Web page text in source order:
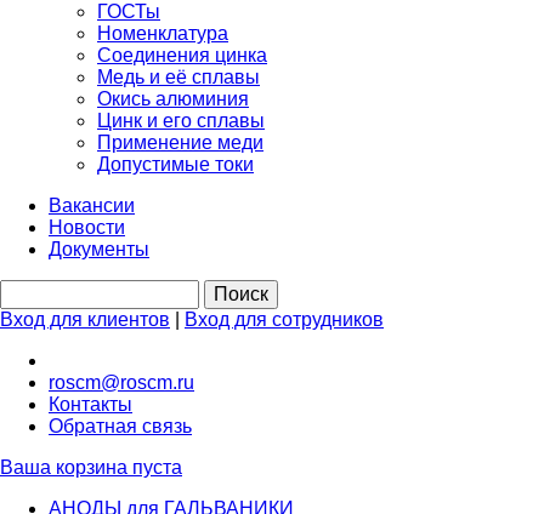
ГОСТы
Номенклатура
Соединения цинка
Медь и её сплавы
Окись алюминия
Цинк и его сплавы
Применение меди
Допустимые токи
Вакансии
Новости
Документы
Вход для клиентов Вход для сотрудников
roscm@roscm.ru
Контакты
Обратная связь
Ваша корзина пуста
АНОДЫ для ГАЛЬВАНИКИ